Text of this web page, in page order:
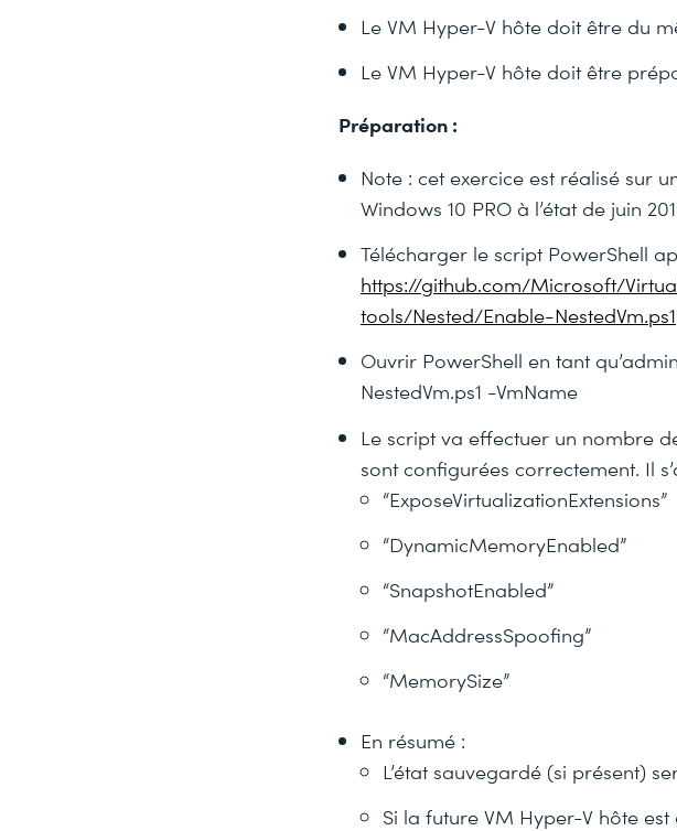
Le VM Hyper-V hôte doit être du
Le VM Hyper-V hôte doit être
Préparation :
Note : cet exercice est réalisé sur
Windows 10 PRO à l’état de juin
Télécharger le script PowerShell
https://github.com/Microsoft/
tools/Nested/Enable-NestedVm.ps1
Ouvrir PowerShell en tant
NestedVm.ps1 -VmName
Le script va effectuer un nombre
sont configurées correctement. Il
“ExposeVirtualizationExtensions”
“DynamicMemoryEnabled”
“SnapshotEnabled”
“MacAddressSpoofing”
“MemorySize”
En résumé :
L’état sauvegardé (si présent)
Si la future VM Hyper-V hôte